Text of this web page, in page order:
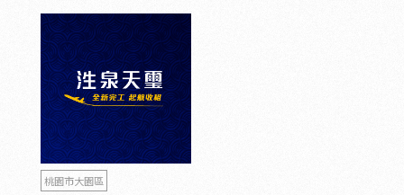
桃園市大園區